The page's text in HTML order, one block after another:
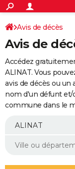
ACTUALITÉS
Politique
Société
Faits Divers
Education
Monde
Villes
+
SPORT
Coupe du monde
Football
Tennis
Cyclisme
Rugby
Forum
Programme TV
TNT
Streaming
Cinéma
Sorties cinéma
Musique
+
FINANCE
Retraite
Epargne
Immobilier
Risques naturels par
Banque
Assurance
AUTO
Essais
Réserver un essai
Citadines
Berlines
SUV
Forum auto
+
Mobiles
Meilleur smartphone
Internet
Ordinateurs
Jeux vidéo
Guide high-tech
Aménagement intérieur
Avis de décès
Avis de
Accédez
ALINAT. Vous
avis de décès ou un
nom d'un défunt et/
commune dans le